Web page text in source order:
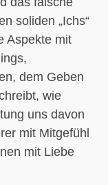
soliden „Ichs“
Aspekte mit
dem Geben
wie
uns davon
mit Mitgefühl
mit Liebe